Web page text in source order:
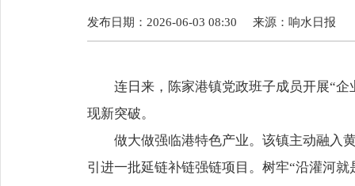
发布日期：2026-06-03 08:30 来源： 响水日报
连日来，陈家港镇党政班子成员开展“
现新突破。
做大做强临港特色产业。该镇主动融入
引进一批延链补链强链项目。树牢“沿灌河